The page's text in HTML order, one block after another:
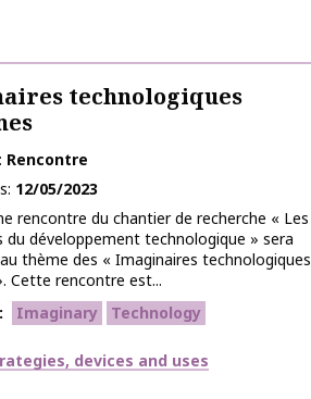
technologiques
Rencontre
12/05/2023
rencontre du chantier de recherche « Les
du développement technologique » sera
thème des « Imaginaires technologiques
Cette rencontre est...
Imaginary Technology
devices and uses